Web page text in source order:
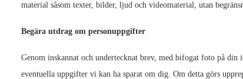
material såsom texter, bilder, ljud och videomaterial, utan
Begära utdrag om personuppgifter
Genom inskannat och undertecknat brev, med bifogat foto på
eventuella uppgifter vi kan ha sparat om dig. Om detta görs